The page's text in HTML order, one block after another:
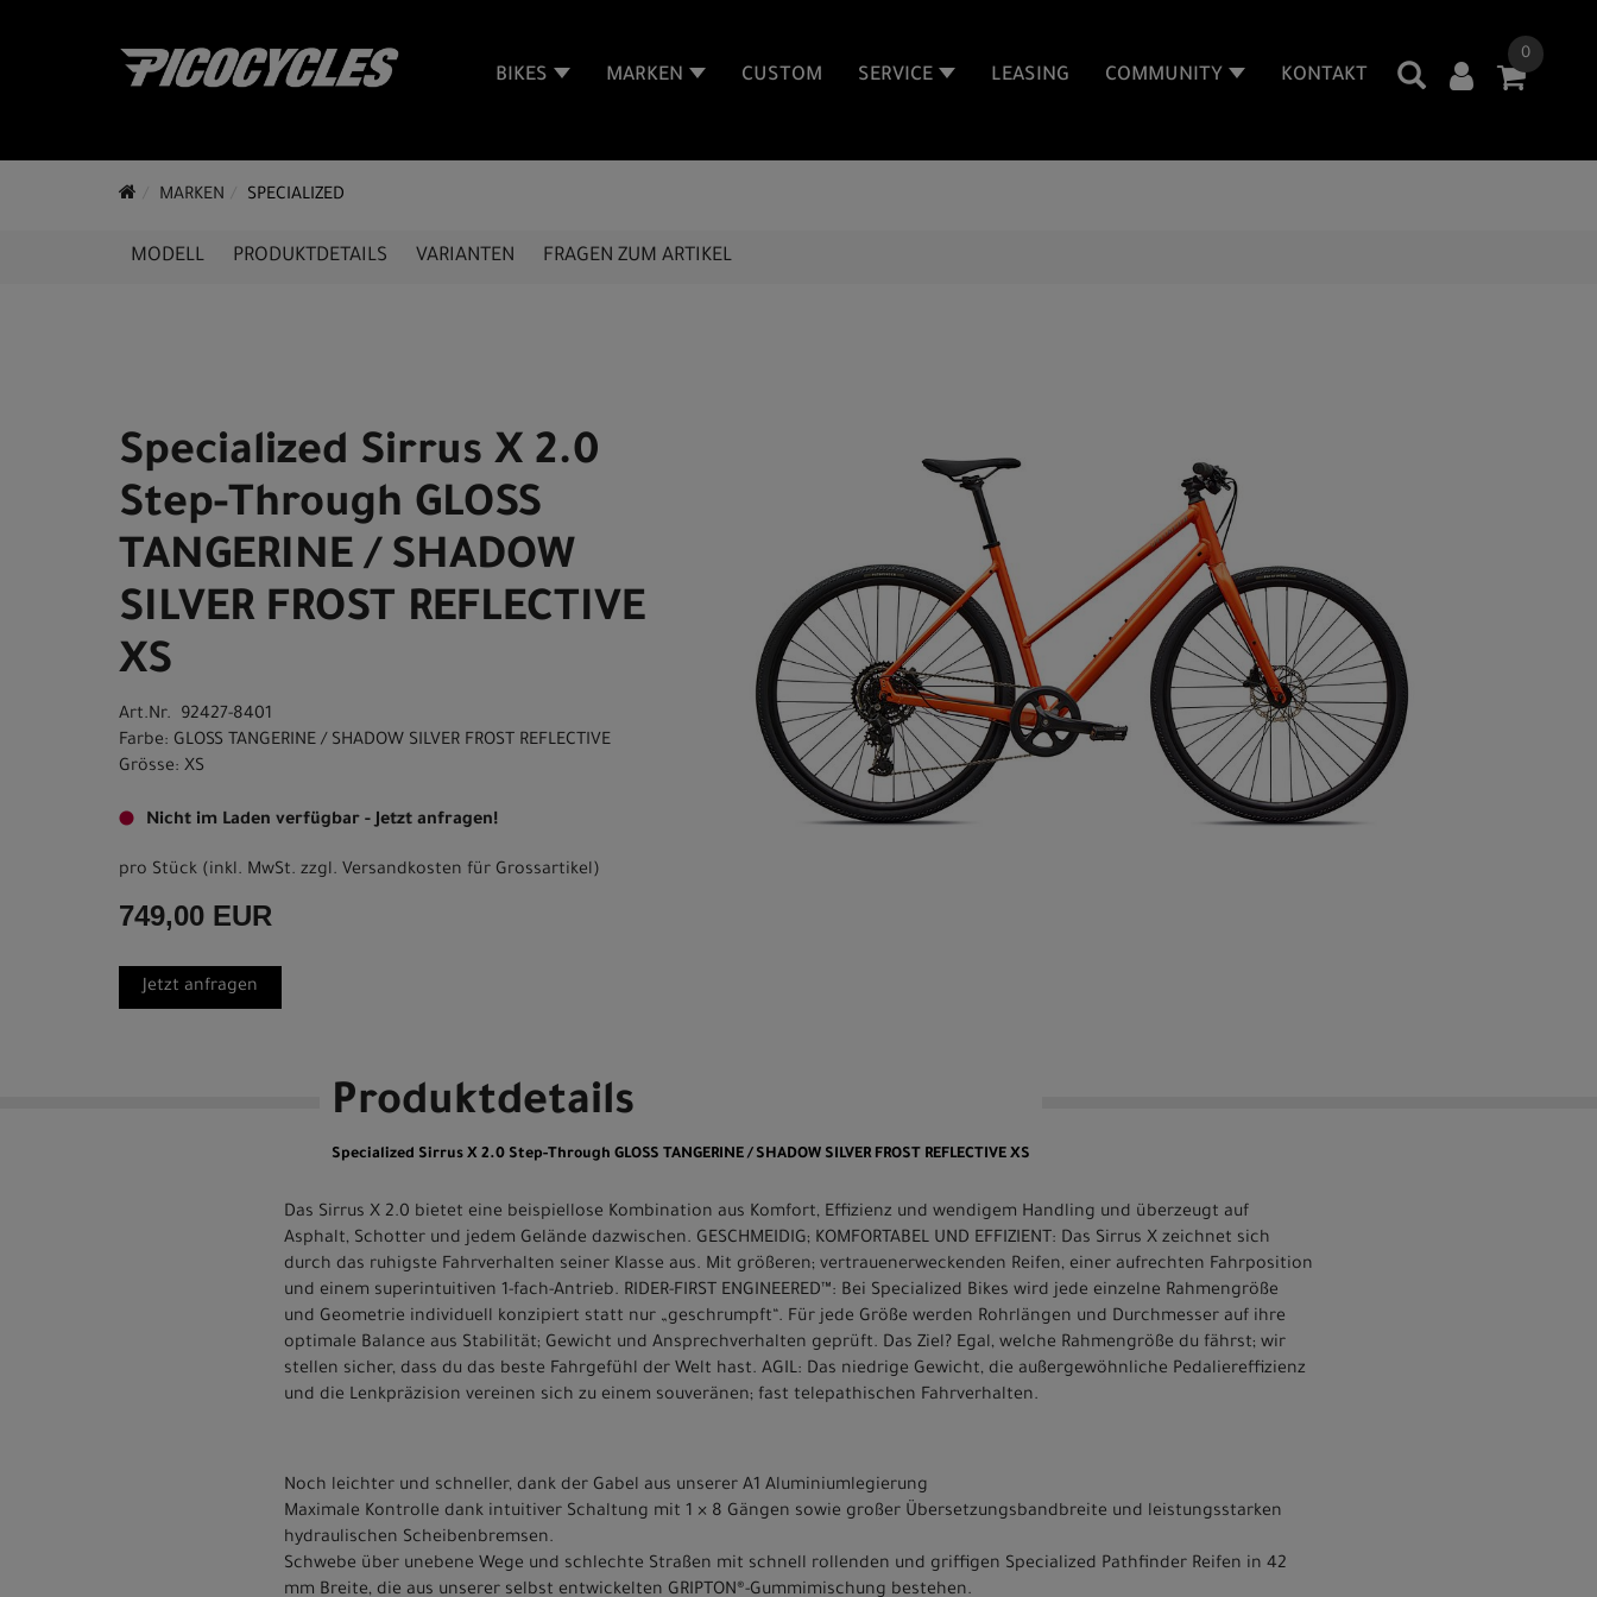
0
BIKES MARKEN CUSTOM SERVICE LEASING COMMUNITY KONTAKT
MARKEN SPECIALIZED
MODELL PRODUKTDETAILS VARIANTEN FRAGEN ZUM ARTIKEL
Specialized Sirrus X 2.0
Step-Through GLOSS
TANGERINE / SHADOW
SILVER FROST REFLECTIVE
XS
Art.Nr. 92427-8401
Farbe: GLOSS TANGERINE / SHADOW SILVER FROST REFLECTIVE
Grösse: XS
Nicht im Laden verfügbar - Jetzt anfragen!
pro Stück (inkl. MwSt. zzgl. Versandkosten für Grossartikel)
749,00 EUR
Jetzt anfragen
Produktdetails
Specialized Sirrus X 2.0 Step-Through GLOSS TANGERINE / SHADOW SILVER FROST REFLECTIVE XS
Das Sirrus X 2.0 bietet eine beispiellose Kombination aus Komfort, Effizienz und wendigem Handling und überzeugt auf
Asphalt, Schotter und jedem Gelände dazwischen. GESCHMEIDIG; KOMFORTABEL UND EFFIZIENT: Das Sirrus X zeichnet sich
durch das ruhigste Fahrverhalten seiner Klasse aus. Mit größeren; vertrauenerweckenden Reifen, einer aufrechten Fahrposition
und einem superintuitiven 1-fach-Antrieb. RIDER-FIRST ENGINEERED™: Bei Specialized Bikes wird jede einzelne Rahmengröße
und Geometrie individuell konzipiert statt nur „geschrumpft“. Für jede Größe werden Rohrlängen und Durchmesser auf ihre
optimale Balance aus Stabilität; Gewicht und Ansprechverhalten geprüft. Das Ziel? Egal, welche Rahmengröße du fährst; wir
stellen sicher, dass du das beste Fahrgefühl der Welt hast. AGIL: Das niedrige Gewicht, die außergewöhnliche Pedaliereffizienz
und die Lenkpräzision vereinen sich zu einem souveränen; fast telepathischen Fahrverhalten.
Noch leichter und schneller, dank der Gabel aus unserer A1 Aluminiumlegierung
Maximale Kontrolle dank intuitiver Schaltung mit 1 × 8 Gängen sowie großer Übersetzungsbandbreite und leistungsstarken
hydraulischen Scheibenbremsen.
Schwebe über unebene Wege und schlechte Straßen mit schnell rollenden und griffigen Specialized Pathfinder Reifen in 42
mm Breite, die aus unserer selbst entwickelten GRIPTON®-Gummimischung bestehen.